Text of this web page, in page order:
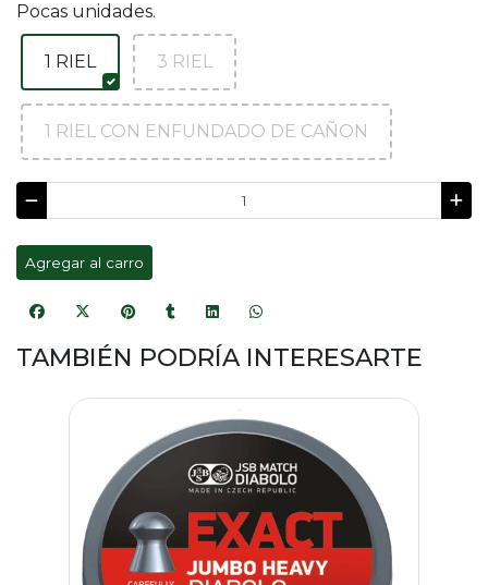
Pocas unidades.
1 RIEL 3 RIEL
1 RIEL CON ENFUNDADO DE CAÑON
Agregar al carro
TAMBIÉN PODRÍA INTERESARTE